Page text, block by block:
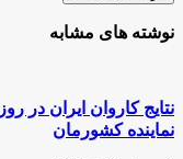
نوشته های مشابه
نتایج کاروان ایران در
نماینده کشورمان